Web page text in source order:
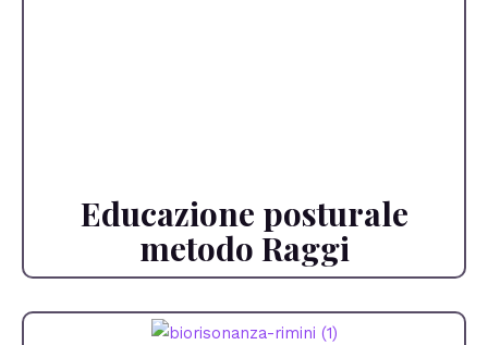
Educazione posturale
metodo Raggi